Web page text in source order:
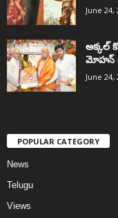
June 24,
అక్కల్‌
మోహన్
June 24,
POPULAR CATEGORY
News
Telugu
Views